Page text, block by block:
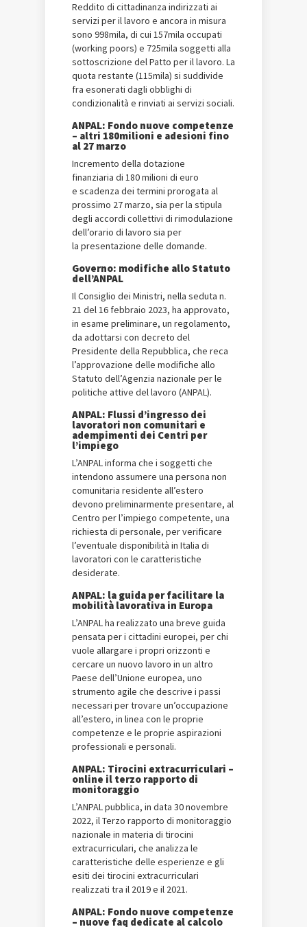
Reddito di cittadinanza indirizzati ai
servizi per il lavoro e ancora in misura
sono 998mila, di cui 157mila occupati
(working poors) e 725mila soggetti alla
sottoscrizione del Patto per il lavoro. La
quota restante (115mila) si suddivide
fra esonerati dagli obblighi di
condizionalità e rinviati ai servizi sociali.
ANPAL: Fondo nuove competenze
– altri 180milioni e adesioni fino
al 27 marzo
Incremento della dotazione
finanziaria di 180 milioni di euro
e scadenza dei termini prorogata al
prossimo 27 marzo, sia per la stipula
degli accordi collettivi di rimodulazione
dell’orario di lavoro sia per
la presentazione delle domande.
Governo: modifiche allo Statuto
dell’ANPAL
Il Consiglio dei Ministri, nella seduta n.
21 del 16 febbraio 2023, ha approvato,
in esame preliminare, un regolamento,
da adottarsi con decreto del
Presidente della Repubblica, che reca
l’approvazione delle modifiche allo
Statuto dell’Agenzia nazionale per le
politiche attive del lavoro (ANPAL).
ANPAL: Flussi d’ingresso dei
lavoratori non comunitari e
adempimenti dei Centri per
l’impiego
L’ANPAL informa che i soggetti che
intendono assumere una persona non
comunitaria residente all’estero
devono preliminarmente presentare, al
Centro per l’impiego competente, una
richiesta di personale, per verificare
l’eventuale disponibilità in Italia di
lavoratori con le caratteristiche
desiderate.
ANPAL: la guida per facilitare la
mobilità lavorativa in Europa
L’ANPAL ha realizzato una breve guida
pensata per i cittadini europei, per chi
vuole allargare i propri orizzonti e
cercare un nuovo lavoro in un altro
Paese dell’Unione europea, uno
strumento agile che descrive i passi
necessari per trovare un’occupazione
all’estero, in linea con le proprie
competenze e le proprie aspirazioni
professionali e personali.
ANPAL: Tirocini extracurriculari –
online il terzo rapporto di
monitoraggio
L’ANPAL pubblica, in data 30 novembre
2022, il Terzo rapporto di monitoraggio
nazionale in materia di tirocini
extracurriculari, che analizza le
caratteristiche delle esperienze e gli
esiti dei tirocini extracurriculari
realizzati tra il 2019 e il 2021.
ANPAL: Fondo nuove competenze
– nuove faq dedicate al calcolo